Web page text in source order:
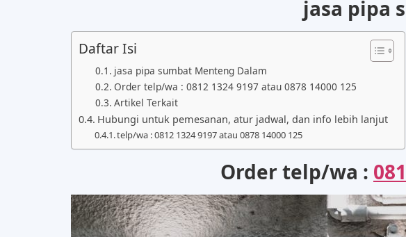
jasa pipa
Daftar Isi
jasa pipa sumbat Menteng Dalam
Order telp/wa : 0812 1324 9197 atau 0878 14000 125
Artikel Terkait
Hubungi untuk pemesanan, atur jadwal, dan info lebih lanjut
telp/wa : 0812 1324 9197 atau 0878 14000 125
Order telp/wa :